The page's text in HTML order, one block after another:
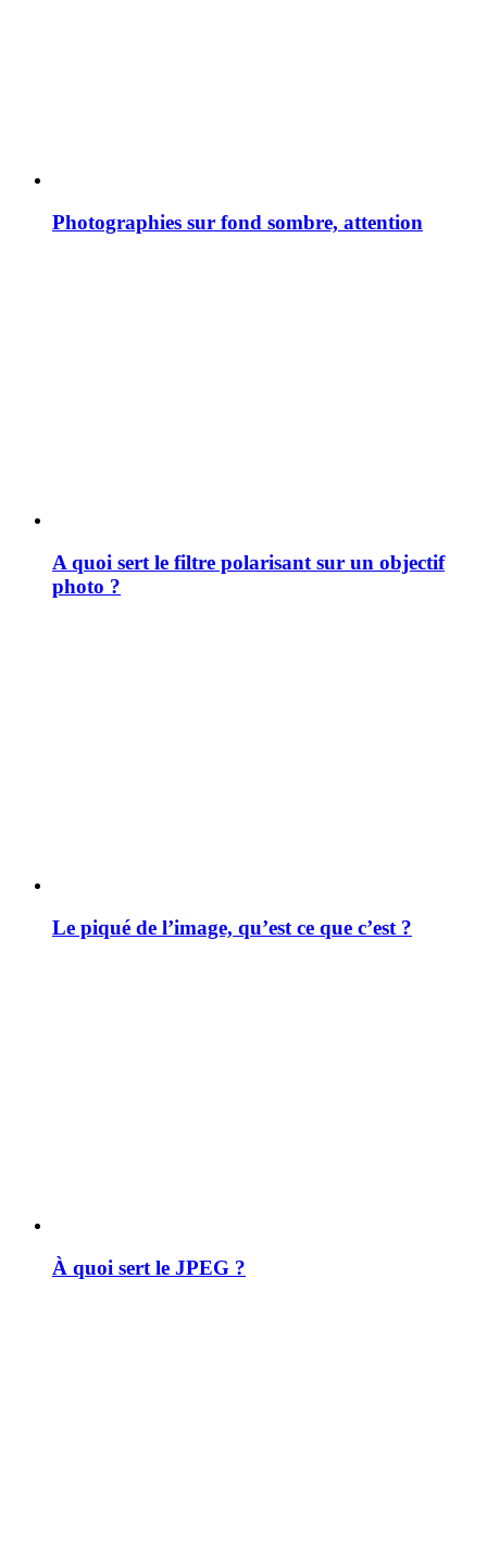
Photographies sur fond sombre, attention
A quoi sert le filtre polarisant sur un objectif
photo ?
Le piqué de l’image, qu’est ce que c’est ?
À quoi sert le JPEG ?